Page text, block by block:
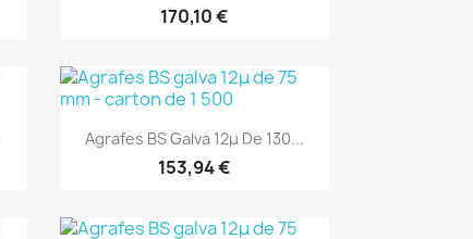
170,10 €
 Aperçu rapide
Agrafes BS Galva 12μ De 130...
153,94 €